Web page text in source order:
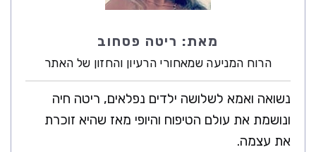
מאת: ריטה פסחוב
הרוח המניעה שמאחורי הרעיון והחזון של האתר
נשואה ואמא לשלושה ילדים נפלאים, ריטה חיה
ונושמת את עולם הטיפוח והיופי מאז שהיא זוכרת
את עצמה.